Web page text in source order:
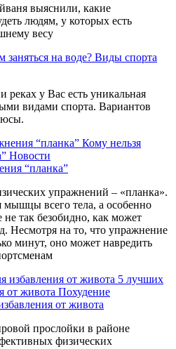
выяснили, какие
людям, у которых есть
весу
заняться на воде? Виды спорта
реках у Вас есть уникальная
видами спорта. Вариантов
Кому нельзя
Новости
“планка”
упражнений – «планка».
всего тела, а особенно
так безобидно, как может
Несмотря на то, что упражнение
минут, оно может навредить
5 лучших
от живота Похудение
от живота
прослойки в районе
физических